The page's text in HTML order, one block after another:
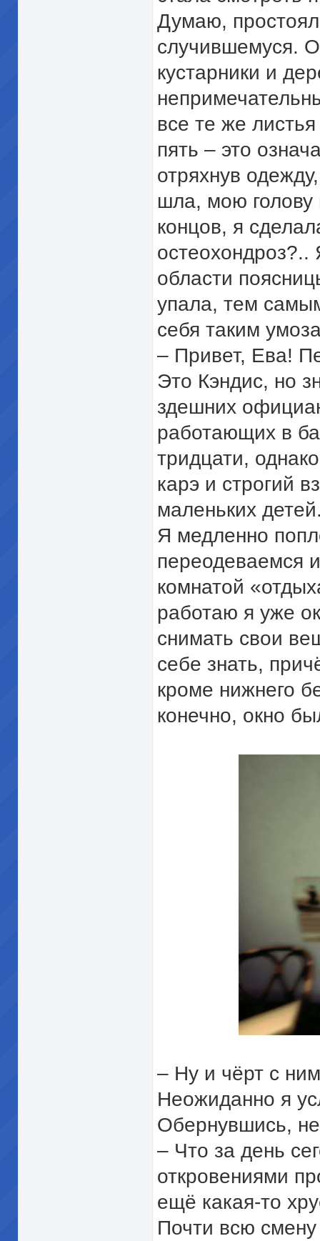
Думаю,
случившемуся.
кустарники и
все те же
пять – это
отряхнув
шла, мою
концов, я
остеохондроз?..
области
упала, тем
себя таким
– Привет, Ева!
Это Кэндис, но
здешних
работающих в
тридцати,
карэ и строгий
маленьких
Я медленно
переодеваемся
комнатой
работаю я уже
снимать свои
себе знать,
кроме нижнего
конечно, окно
– Ну и чёрт с
Неожиданно я
Обернувшись,
– Что за день
откровениями
ещё какая-то
Почти всю